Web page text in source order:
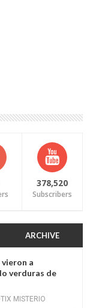
378,520
Subscribers
ARCHIVE
vieron a
verduras de
MISTERIO